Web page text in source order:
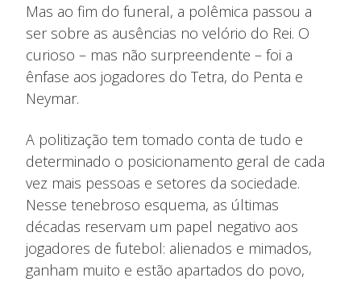
Mas ao fim do funeral, a polêmica passou a
ser sobre as ausências no velório do Rei. O
curioso – mas não surpreendente – foi a
ênfase aos jogadores do Tetra, do Penta e
Neymar.
A politização tem tomado conta de tudo e
determinado o posicionamento geral de cada
vez mais pessoas e setores da sociedade.
Nesse tenebroso esquema, as últimas
décadas reservam um papel negativo aos
jogadores de futebol: alienados e mimados,
ganham muito e estão apartados do povo,